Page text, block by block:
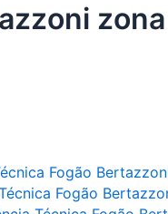
Fogão
Fogão